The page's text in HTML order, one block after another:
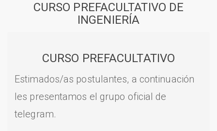
CURSO PREFACULTATIVO DE
INGENIERÍA
CURSO PREFACULTATIVO
Estimados/as postulantes, a continuación
les presentamos el grupo oficial de
telegram.